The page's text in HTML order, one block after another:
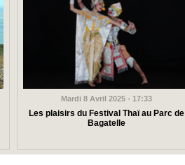
Mardi 8 Avril 2025 - 17:33
Les plaisirs du Festival Thaï au Parc de
Bagatelle